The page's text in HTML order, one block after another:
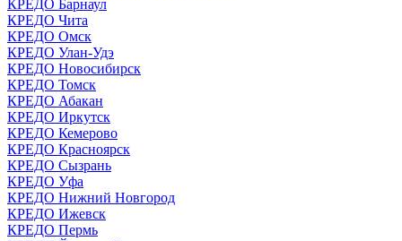
КРЕДО Барнаул
КРЕДО Чита
КРЕДО Омск
КРЕДО Улан-Удэ
КРЕДО Новосибирск
КРЕДО Томск
КРЕДО Абакан
КРЕДО Иркутск
КРЕДО Кемерово
КРЕДО Красноярск
КРЕДО Сызрань
КРЕДО Уфа
КРЕДО Нижний Новгород
КРЕДО Ижевск
КРЕДО Пермь